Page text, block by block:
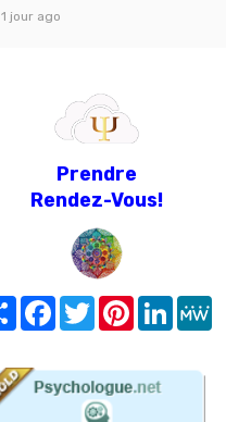
1 jour ago
Prendre
Rendez-Vous!
Share FacebookTwitterPinterest
LinkedIn